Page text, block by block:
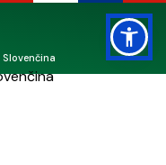
Slovenčina